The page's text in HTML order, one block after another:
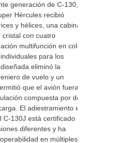
generación de C-130,
Hércules recibió
y hélices, una cabina
cristal con cuatro
multifunción en color
para los
eliminó la
de vuelo y un
que el avión fuera
compuesta por dos
El adiestramiento es
C-130J está certificado
diferentes y ha
en múltiples